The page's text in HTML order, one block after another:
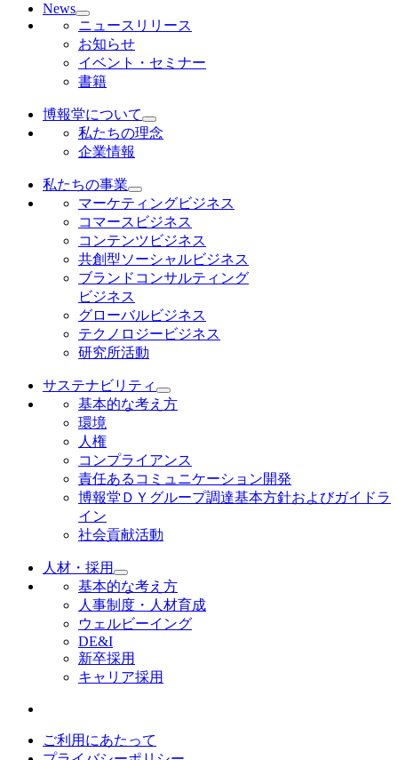
News
ニュースリリース
お知らせ
イベント・セミナー
書籍
博報堂について
私たちの理念
企業情報
私たちの事業
マーケティングビジネス
コマースビジネス
コンテンツビジネス
共創型ソーシャルビジネス
ブランドコンサルティング
ビジネス
グローバルビジネス
テクノロジービジネス
研究所活動
サステナビリティ
基本的な考え方
環境
人権
コンプライアンス
責任あるコミュニケーション開発
博報堂ＤＹグループ調達基本方針およびガイドラ
イン
社会貢献活動
人材・採用
基本的な考え方
人事制度・人材育成
ウェルビーイング
DE&I
新卒採用
キャリア採用
ご利用にあたって